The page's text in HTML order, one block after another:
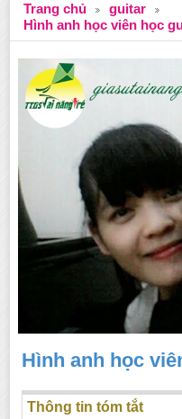
Trang chủ
guitar
Hình anh học viên học
Hình anh học
Thông tin tóm tắt